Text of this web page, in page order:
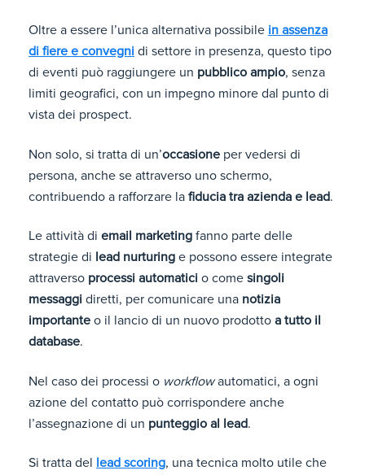
Oltre a essere l’unica alternativa possibile in assenza
di fiere e convegni di settore in presenza, questo tipo
di eventi può raggiungere un pubblico ampio, senza
limiti geografici, con un impegno minore dal punto di
vista dei prospect.
Non solo, si tratta di un’occasione per vedersi di
persona, anche se attraverso uno schermo,
contribuendo a rafforzare la fiducia tra azienda e lead.
Le attività di email marketing fanno parte delle
strategie di lead nurturing e possono essere integrate
attraverso processi automatici o come singoli
messaggi diretti, per comunicare una notizia
importante o il lancio di un nuovo prodotto a tutto il
database.
Nel caso dei processi o workflowautomatici, a ogni
azione del contatto può corrispondere anche
l’assegnazione di un punteggio al lead.
Si tratta del lead scoring, una tecnica molto utile che